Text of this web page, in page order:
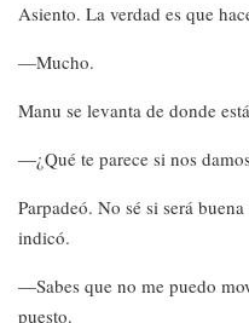
Asiento. La verdad es que
—Mucho.
Manu se levanta de donde
—¿Qué te parece si nos
Parpadeó. No sé si será
indicó.
—Sabes que no me puedo
puesto.